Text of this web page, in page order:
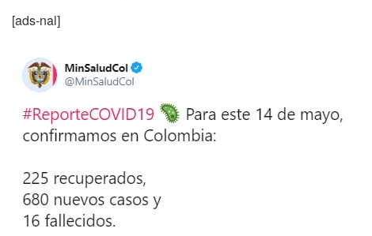
[ads-nal]